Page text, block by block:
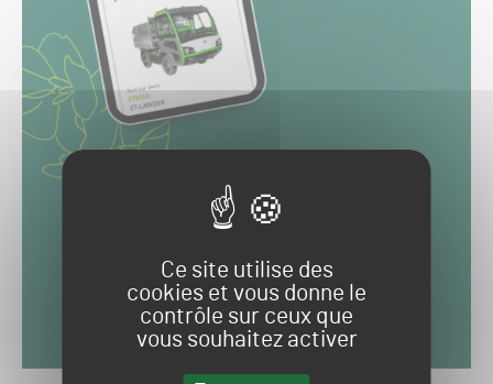
Ce site utilise des
cookies et vous donne le
contrôle sur ceux que
vous souhaitez activer